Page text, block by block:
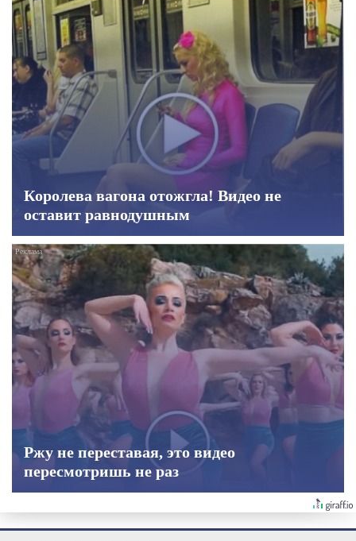
Королева вагона отожгла! Видео не
оставит равнодушным
Ржу не переставая, это видео
пересмотришь не раз